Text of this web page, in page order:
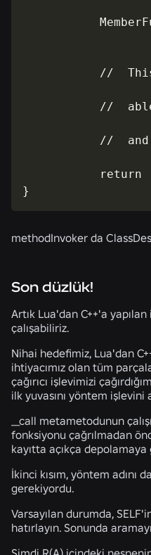
//
//
//
return
}
methodInvoker da
Son düzlük!
Artık Lua'dan C++'a
çalışabiliriz.
Nihai hedefimiz, Lua'dan
ihtiyacımız olan tüm
çağırıcı işlevimizi
ilk yuvasını yöntem işlevini
__call metametodunun
fonksiyonu çağrılmadan
kayıtta açıkça depolamaya
İkinci kısım, yöntem adını
gerekiyordu.
Varsayılan durumda,
hatırlayın. Sonunda